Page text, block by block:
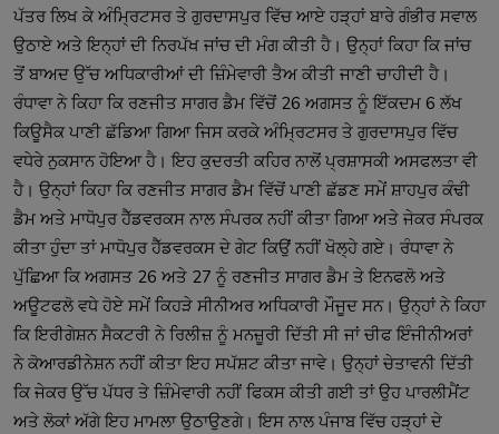
ਪੱਤਰ ਲਿਖ ਕੇ ਅੰਮ੍ਰਿਟਸਰ ਤੇ ਗੁਰਦਾਸਪੁਰ ਵਿੱਚ ਆਏ ਹੜ੍ਹਾਂ ਬਾਰੇ ਗੰਭੀਰ ਸਵਾਲ
ਉਠਾਏ ਅਤੇ ਇਨ੍ਹਾਂ ਦੀ ਨਿਰਪੱਖ ਜਾਂਚ ਦੀ ਮੰਗ ਕੀਤੀ ਹੈ। ਉਨ੍ਹਾਂ ਕਿਹਾ ਕਿ ਜਾਂਚ
ਤੋਂ ਬਾਅਦ ਉੱਚ ਅਧਿਕਾਰੀਆਂ ਦੀ ਜ਼ਿੰਮੇਵਾਰੀ ਤੈਅ ਕੀਤੀ ਜਾਣੀ ਚਾਹੀਦੀ ਹੈ।
ਰੰਧਾਵਾ ਨੇ ਕਿਹਾ ਕਿ ਰਣਜੀਤ ਸਾਗਰ ਡੈਮ ਵਿੱਚੋਂ 26 ਅਗਸਤ ਨੂੰ ਇੱਕਦਮ 6 ਲੱਖ
ਕਿਊਸੈਕ ਪਾਣੀ ਛੱਡਿਆ ਗਿਆ ਜਿਸ ਕਰਕੇ ਅੰਮ੍ਰਿਟਸਰ ਤੇ ਗੁਰਦਾਸਪੁਰ ਵਿੱਚ
ਵਧੇਰੇ ਨੁਕਸਾਨ ਹੋਇਆ ਹੈ। ਇਹ ਕੁਦਰਤੀ ਕਹਿਰ ਨਾਲੋਂ ਪ੍ਰਸ਼ਾਸਕੀ ਅਸਫਲਤਾ ਵੀ
ਹੈ। ਉਨ੍ਹਾਂ ਕਿਹਾ ਕਿ ਰਣਜੀਤ ਸਾਗਰ ਡੈਮ ਵਿੱਚੋਂ ਪਾਣੀ ਛੱਡਣ ਸਮੇਂ ਸ਼ਾਹਪੁਰ ਕੰਢੀ
ਡੈਮ ਅਤੇ ਮਾਧੋਪੁਰ ਹੈੱਡਵਰਕਸ ਨਾਲ ਸੰਪਰਕ ਨਹੀਂ ਕੀਤਾ ਗਿਆ ਅਤੇ ਜੇਕਰ ਸੰਪਰਕ
ਕੀਤਾ ਹੁੰਦਾ ਤਾਂ ਮਾਧੋਪੁਰ ਹੈੱਡਵਰਕਸ ਦੇ ਗੇਟ ਕਿਉਂ ਨਹੀਂ ਖੋਲ੍ਹੇ ਗਏ। ਰੰਧਾਵਾ ਨੇ
ਪੁੱਛਿਆ ਕਿ ਅਗਸਤ 26 ਅਤੇ 27 ਨੂੰ ਰਣਜੀਤ ਸਾਗਰ ਡੈਮ ਤੇ ਇਨਫਲੋ ਅਤੇ
ਅਊਟਫਲੋ ਵਧੇ ਹੋਏ ਸਮੇਂ ਕਿਹੜੇ ਸੀਨੀਅਰ ਅਧਿਕਾਰੀ ਮੌਜੂਦ ਸਨ। ਉਨ੍ਹਾਂ ਨੇ ਕਿਹਾ
ਕਿ ਇਰੀਗੇਸ਼ਨ ਸੈਕਟਰੀ ਨੇ ਰਿਲੀਜ਼ ਨੂੰ ਮਨਜ਼ੂਰੀ ਦਿੱਤੀ ਸੀ ਜਾਂ ਚੀਫ ਇੰਜੀਨੀਅਰਾਂ
ਨੇ ਕੋਆਰਡੀਨੇਸ਼ਨ ਨਹੀਂ ਕੀਤਾ ਇਹ ਸਪੱਸ਼ਟ ਕੀਤਾ ਜਾਵੇ। ਉਨ੍ਹਾਂ ਚੇਤਾਵਨੀ ਦਿੱਤੀ
ਕਿ ਜੇਕਰ ਉੱਚ ਪੱਧਰ ਤੇ ਜ਼ਿੰਮੇਵਾਰੀ ਨਹੀਂ ਫਿਕਸ ਕੀਤੀ ਗਈ ਤਾਂ ਉਹ ਪਾਰਲੀਮੈਂਟ
ਅਤੇ ਲੋਕਾਂ ਅੱਗੇ ਇਹ ਮਾਮਲਾ ਉਠਾਉਣਗੇ। ਇਸ ਨਾਲ ਪੰਜਾਬ ਵਿੱਚ ਹੜ੍ਹਾਂ ਦੇ